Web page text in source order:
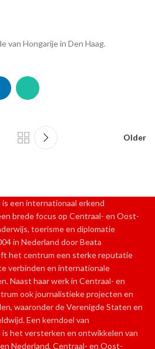
van Hongarije in Den Haag.
Older
een internationaal erkend
brede focus op Centraal- en Oost-
toerisme en diplomatie
in Nederland door Beata
het centrum een sterke reputatie
verbinden en internationale
Naast haar werk in Centraal- en
ook journalistieke projecten en
waaronder de Verenigde Staten en
Een kerndoel van
het versterken en ontwikkelen van
Nederland, Centraal- en Oost-